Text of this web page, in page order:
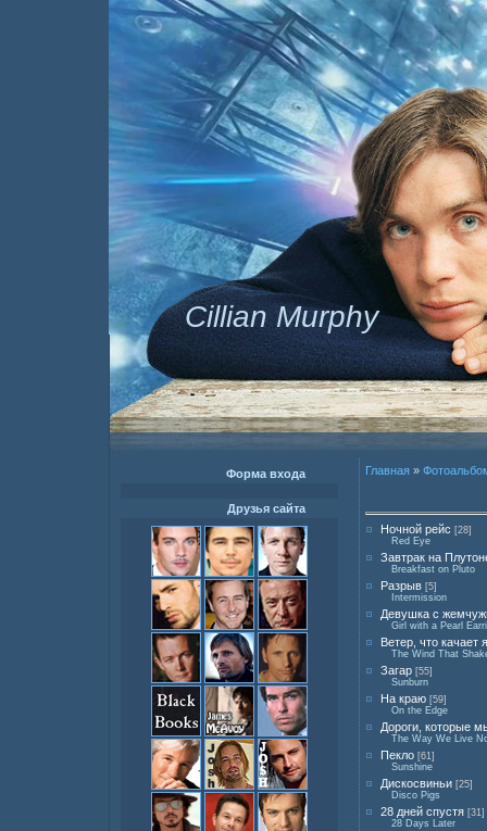
Cillian Murphy
Форма входа
Друзья сайта
Главная »
Ночной рейс [28]
Red Eye
Завтрак на
Breakfast on Pluto
Разрыв [5]
Intermission
Девушка с
Girl with a Pearl
Ветер, что качает
The Wind That
Загар [55]
Sunburn
На краю [59]
On the Edge
Дороги, которые
The Way We Live
Пекло [61]
Sunshine
Дискосвиньи [25]
Disco Pigs
28 дней спустя [31]
28 Days Later